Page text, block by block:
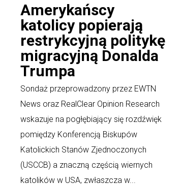
Amerykańscy
katolicy popierają
restrykcyjną politykę
migracyjną Donalda
Trumpa
Sondaż przeprowadzony przez EWTN
News oraz RealClear Opinion Research
wskazuje na pogłębiający się rozdźwięk
pomiędzy Konferencją Biskupów
Katolickich Stanów Zjednoczonych
(USCCB) a znaczną częścią wiernych
katolików w USA, zwłaszcza w...